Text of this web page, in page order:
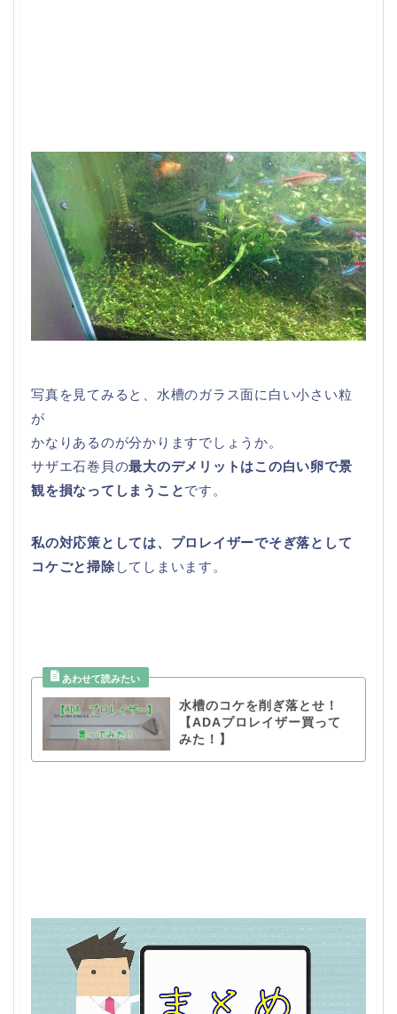
写真を見てみると、水槽のガラス面に白い小さい粒
が
かなりあるのが分かりますでしょうか。
サザエ石巻貝の最大のデメリットはこの白い卵で景
観を損なってしまうことです。
私の対応策としては、プロレイザーでそぎ落として
コケごと掃除 してしまいます。
水槽のコケを削ぎ落とせ！
【ADAプロレイザー買って
みた！】